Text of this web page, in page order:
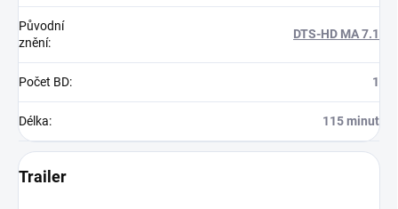
Původní
znění:
DTS-HD MA 7.1
Počet BD: 1
Délka: 115 minut
Trailer